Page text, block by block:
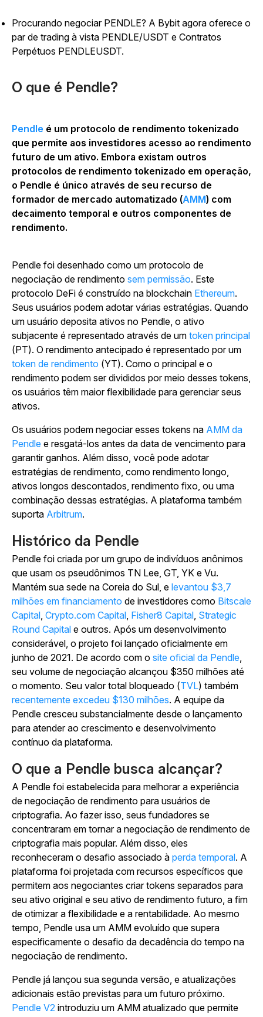
Procurando negociar PENDLE? A Bybit agora oferece o
par de trading à vista PENDLE/USDT e Contratos
Perpétuos PENDLEUSDT.
O que é Pendle?
Pendle é um protocolo de rendimento tokenizado
que permite aos investidores acesso ao rendimento
futuro de um ativo. Embora existam outros
protocolos de rendimento tokenizado em operação,
o Pendle é único através de seu recurso de
formador de mercado automatizado (AMM) com
decaimento temporal e outros componentes de
rendimento.
Pendle foi desenhado como um protocolo de
negociação de rendimento sem permissão. Este
protocolo DeFi é construído na blockchain Ethereum.
Seus usuários podem adotar várias estratégias. Quando
um usuário deposita ativos no Pendle, o ativo
subjacente é representado através de um token principal
(PT). O rendimento antecipado é representado por um
token de rendimento (YT). Como o principal e o
rendimento podem ser divididos por meio desses tokens,
os usuários têm maior flexibilidade para gerenciar seus
ativos.
Os usuários podem negociar esses tokens na AMM da
Pendle e resgatá-los antes da data de vencimento para
garantir ganhos. Além disso, você pode adotar
estratégias de rendimento, como rendimento longo,
ativos longos descontados, rendimento fixo, ou uma
combinação dessas estratégias. A plataforma também
suporta Arbitrum.
Histórico da Pendle
Pendle foi criada por um grupo de indivíduos anônimos
que usam os pseudônimos TN Lee, GT, YK e Vu.
Mantém sua sede na Coreia do Sul, e levantou $3,7
milhões em financiamento de investidores como Bitscale
Capital, Crypto.com Capital, Fisher8 Capital, Strategic
Round Capital e outros. Após um desenvolvimento
considerável, o projeto foi lançado oficialmente em
junho de 2021. De acordo com o site oficial da Pendle,
seu volume de negociação alcançou $350 milhões até
o momento. Seu valor total bloqueado (TVL) também
recentemente excedeu $130 milhões. A equipe da
Pendle cresceu substancialmente desde o lançamento
para atender ao crescimento e desenvolvimento
contínuo da plataforma.
O que a Pendle busca alcançar?
A Pendle foi estabelecida para melhorar a experiência
de negociação de rendimento para usuários de
criptografia. Ao fazer isso, seus fundadores se
concentraram em tornar a negociação de rendimento de
criptografia mais popular. Além disso, eles
reconheceram o desafio associado à perda temporal. A
plataforma foi projetada com recursos específicos que
permitem aos negociantes criar tokens separados para
seu ativo original e seu ativo de rendimento futuro, a fim
de otimizar a flexibilidade e a rentabilidade. Ao mesmo
tempo, Pendle usa um AMM evoluído que supera
especificamente o desafio da decadência do tempo na
negociação de rendimento.
Pendle já lançou sua segunda versão, e atualizações
adicionais estão previstas para um futuro próximo.
Pendle V2 introduziu um AMM atualizado que permite